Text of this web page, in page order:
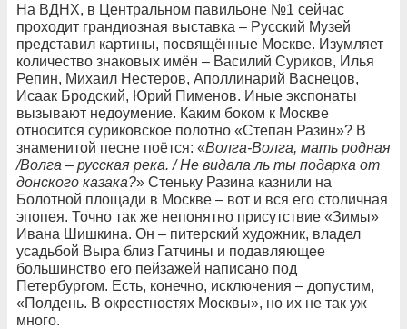
На ВДНХ, в Центральном павильоне №1 сейчас
проходит грандиозная выставка – Русский Музей
представил картины, посвящённые Москве. Изумляет
количество знаковых имён – Василий Суриков, Илья
Репин, Михаил Нестеров, Аполлинарий Васнецов,
Исаак Бродский, Юрий Пименов. Иные экспонаты
вызывают недоумение. Каким боком к Москве
относится суриковское полотно «Степан Разин»? В
знаменитой песне поётся: «Волга-Волга, мать родная
/Волга – русская река. / Не видала ль ты подарка от
донского казака?» Стеньку Разина казнили на
Болотной площади в Москве – вот и вся его столичная
эпопея. Точно так же непонятно присутствие «Зимы»
Ивана Шишкина. Он – питерский художник, владел
усадьбой Выра близ Гатчины и подавляющее
большинство его пейзажей написано под
Петербургом. Есть, конечно, исключения – допустим,
«Полдень. В окрестностях Москвы», но их не так уж
много.